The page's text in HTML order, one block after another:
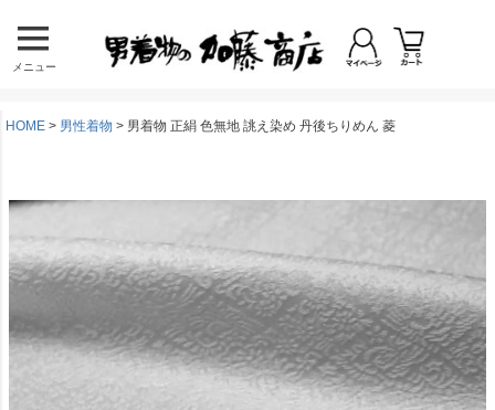
メニュー
HOME 男性着物 男着物 正絹 色無地 誂え染め 丹後ちりめん 菱